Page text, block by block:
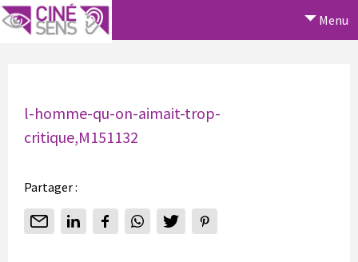
Menu
l-homme-qu-on-aimait-trop-
critique,M151132
Partager :